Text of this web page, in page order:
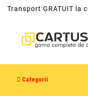
Transport GRATUIT la
Categorii